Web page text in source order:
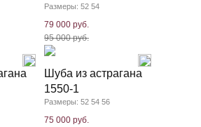
Размеры: 52 54
79 000 руб.
95 000 руб.
Шуба из астрагана
1550-1
Размеры: 52 54 56
75 000 руб.